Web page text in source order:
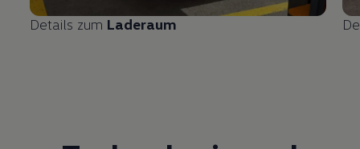
Details zum Laderaum